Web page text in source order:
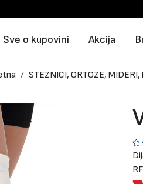
Sve o kupovini Akcija
STEZNICI, ORTOZE, MIDERI,